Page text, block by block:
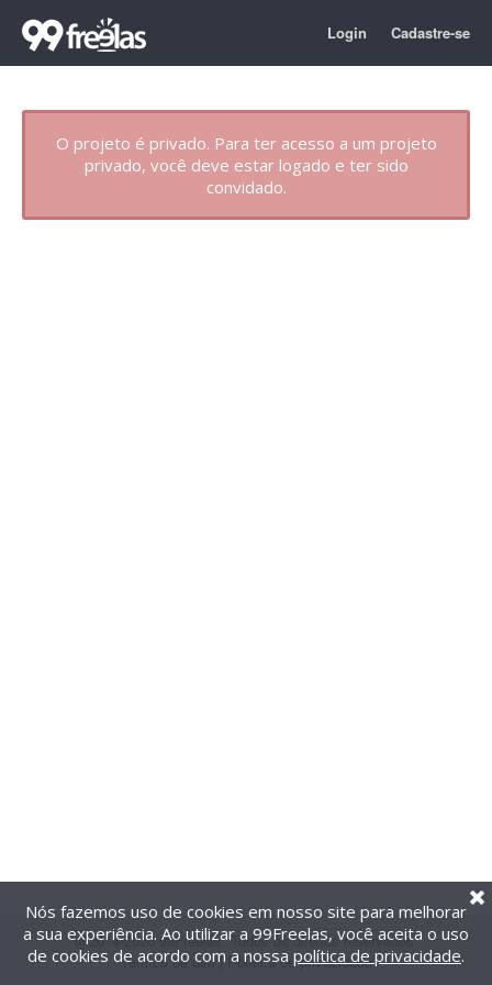
Login Cadastre-se
O projeto é privado. Para ter acesso a um projeto
privado, você deve estar logado e ter sido
convidado.
@2014-2026 99Freelas. Todos os direitos reservados.
Termos de uso| Política de privacidade
Nós fazemos uso de cookies em nosso site para melhorar
a sua experiência. Ao utilizar a 99Freelas, você aceita o uso
de cookies de acordo com a nossa política de privacidade.